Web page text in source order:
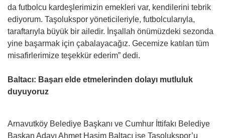
da futbolcu kardeşlerimizin emekleri var, kendilerini tebrik
ediyorum. Taşolukspor yöneticileriyle, futbolcularıyla,
taraftarıyla büyük bir ailedir. İnşallah önümüzdeki sezonda
yine başarmak için çabalayacağız. Gecemize katılan tüm
misafirlerimize teşekkür ederim” dedi.
Baltacı: Başarı elde etmelerinden dolayı mutluluk
duyuyoruz
Arnavutköy Belediye Başkanı ve Cumhur İttifakı Belediye
Başkan Adayı Ahmet Haşim Baltacı ise Taşolukspor’u